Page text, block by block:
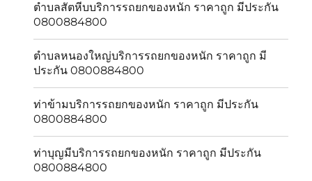
ตำบลสัตหีบบริการรถยกของหนัก ราคาถูก มีประกัน
0800884800
ตำบลหนองใหญ่บริการรถยกของหนัก ราคาถูก มี
ประกัน 0800884800
ท่าข้ามบริการรถยกของหนัก ราคาถูก มีประกัน
0800884800
ท่าบุญมีบริการรถยกของหนัก ราคาถูก มีประกัน
0800884800